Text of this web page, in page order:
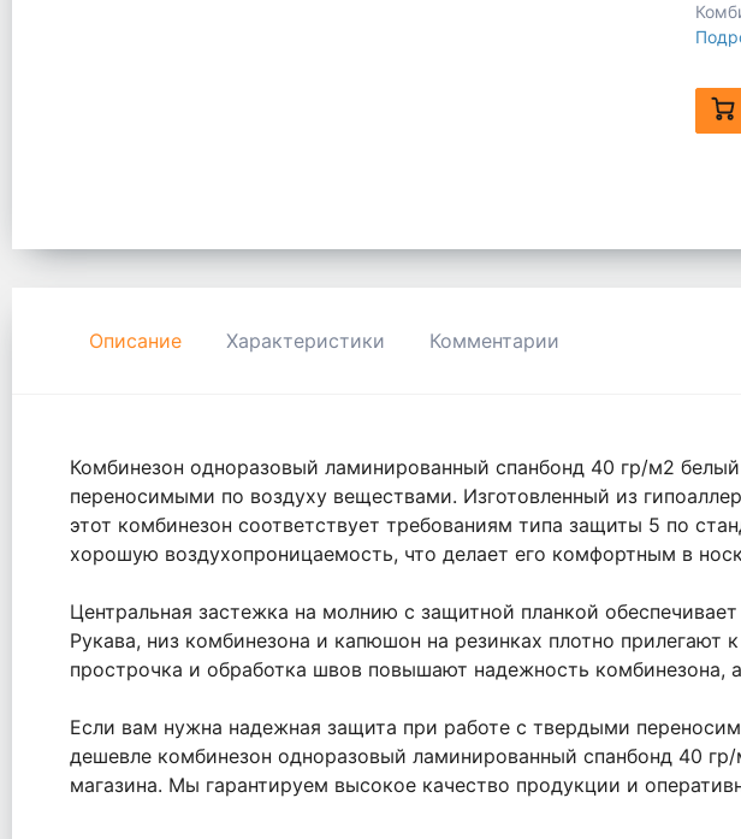
Описание Характеристики Комментарии
Комбинезон одноразовый ламинированный спанбонд 40 гр/м2
переносимыми по воздуху веществами. Изготовленный из
этот комбинезон соответствует требованиям типа защиты 5 по
хорошую воздухопроницаемость, что делает его комфортным в
Центральная застежка на молнию с защитной планкой
Рукава, низ комбинезона и капюшон на резинках плотно прилегают
прострочка и обработка швов повышают надежность комбинезона,
Если вам нужна надежная защита при работе с твердыми
дешевле комбинезон одноразовый ламинированный спанбонд 40
магазина. Мы гарантируем высокое качество продукции и